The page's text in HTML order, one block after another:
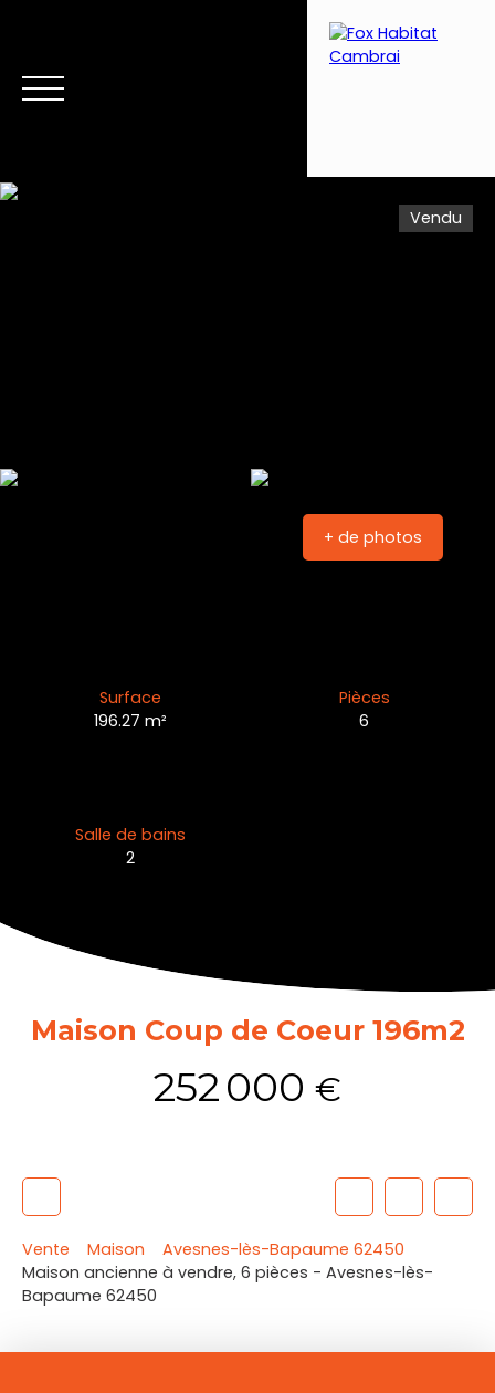
Vendu
+ de photos
Surface
196.27m²
Pièces
6
Salle de bains
2
Maison Coup de Coeur 196m2
252 000 €
Vente Maison
Avesnes-lès-Bapaume 62450
Maison ancienne à vendre, 6 pièces - Avesnes-lès-
Bapaume 62450